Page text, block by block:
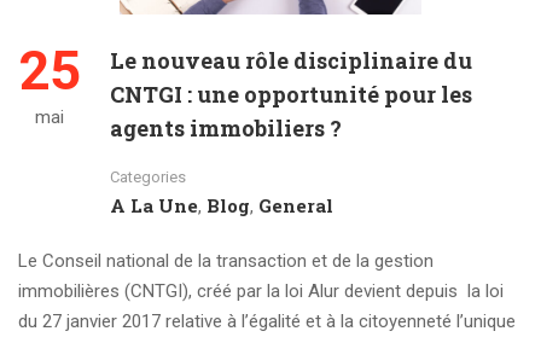
25
mai
Le nouveau rôle disciplinaire du
CNTGI : une opportunité pour les
agents immobiliers ?
Categories
A La Une, Blog, General
Le Conseil national de la transaction et de la gestion
immobilières (CNTGI), créé par la loi Alur devient depuis la loi
du 27 janvier 2017 relative à l’égalité et à la citoyenneté l’unique